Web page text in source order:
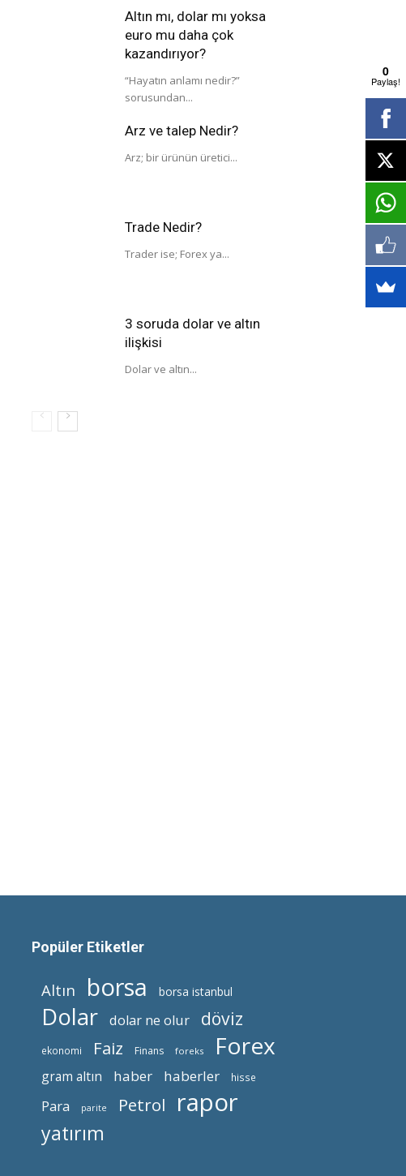
Altın mı, dolar mı yoksa
euro mu daha çok
kazandırıyor?
“Hayatın anlamı nedir?”
sorusundan...
Arz ve talep Nedir?
Arz; bir ürünün üretici...
Trade Nedir?
Trader ise; Forex ya...
3 soruda dolar ve altın
ilişkisi
Dolar ve altın...
Popüler Etiketler
Altın borsa borsa istanbul
Dolar dolar ne olur döviz
ekonomi Faiz Finans foreks Forex
gram altın haber haberler hisse
Para parite Petrol rapor
yatırım
0
Paylaş!